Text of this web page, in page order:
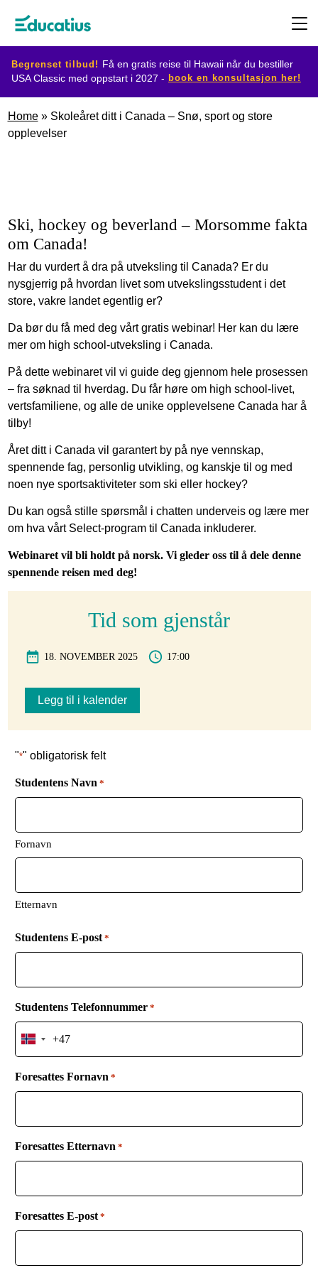
Begrenset tilbud! Få en gratis reise til Hawaii når du bestiller
USA Classic med oppstart i 2027 - book en konsultasjon her!
din
utveksling
Bli
Home» Skoleåret ditt i Canada – Snø, sport og store
opplevelser
Ski, hockey og beverland – Morsomme fakta
om Canada!
Har du vurdert å dra på utveksling til Canada? Er du
nysgjerrig på hvordan livet som utvekslingsstudent i det
store, vakre landet egentlig er?
Da bør du få med deg vårt gratis webinar! Her kan du lære
mer om high school-utveksling i Canada.
På dette webinaret vil vi guide deg gjennom hele prosessen
– fra søknad til hverdag. Du får høre om high school-livet,
vertsfamiliene, og alle de unike opplevelsene Canada har å
tilby!
Året ditt i Canada vil garantert by på nye vennskap,
spennende fag, personlig utvikling, og kanskje til og med
noen nye sportsaktiviteter som ski eller hockey?
Du kan også stille spørsmål i chatten underveis og lære mer
om hva vårt Select-program til Canada inkluderer.
Webinaret vil bli holdt på norsk. Vi gleder oss til å dele denne
spennende reisen med deg!
Tid som gjenstår
18. NOVEMBER 2025 17:00
Legg til i kalender
"*" obligatorisk felt
Studentens Navn *
Fornavn
Etternavn
Studentens E-post *
Studentens Telefonnummer *
N
o
4
7
Foresattes Fornavn *
Foresattes Etternavn *
Foresattes E-post *